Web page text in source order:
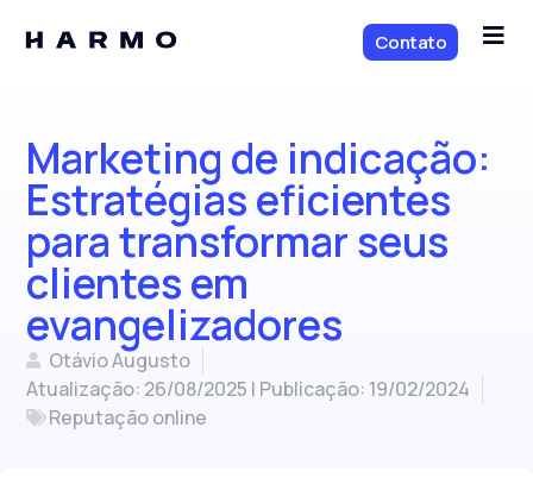
Contato
Marketing de indicação:
Estratégias eficientes
para transformar seus
clientes em
evangelizadores
Otávio Augusto
Atualização: 26/08/2025 | Publicação: 19/02/2024
Reputação online